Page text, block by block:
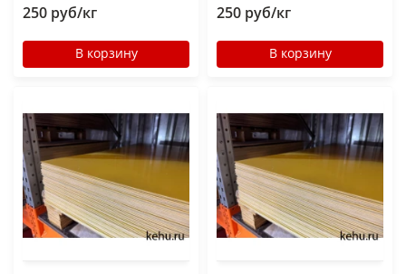
250 руб/кг
В корзину
250 руб/кг
В корзину